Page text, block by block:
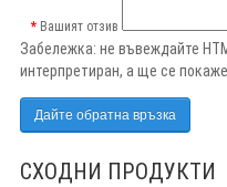
Вашият отзив
Забележка: не въвеждайте
интерпретиран, а ще се
Дайте обратна връзка
СХОДНИ ПРОДУКТИ